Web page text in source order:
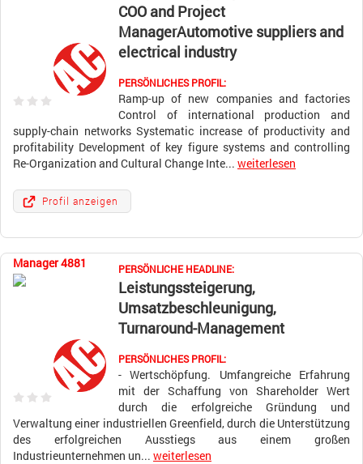
COO and Project
ManagerAutomotive suppliers and
electrical industry
PERSÖNLICHES PROFIL:
Ramp-up of new companies and factories
Control of international production and
supply-chain networks Systematic increase of productivity and
profitability Development of key figure systems and controlling
Re-Organization and Cultural Change Inte... weiterlesen
Profil anzeigen
Manager 4881 PERSÖNLICHE HEADLINE:
Leistungssteigerung,
Umsatzbeschleunigung,
Turnaround-Management
PERSÖNLICHES PROFIL:
- Wertschöpfung. Umfangreiche Erfahrung
mit der Schaffung von Shareholder Wert
durch die erfolgreiche Gründung und
Verwaltung einer industriellen Greenfield, durch die Unterstützung
des erfolgreichen Ausstiegs aus einem großen
Industrieunternehmen un... weiterlesen